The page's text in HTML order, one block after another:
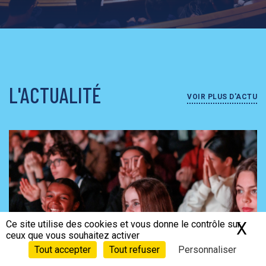
L'ACTUALITÉ VOIR PLUS D'ACTU
Ce site utilise des cookies et vous donne le contrôle sur
ceux que vous souhaitez activer
Tout accepter
Tout refuser Personnaliser
X